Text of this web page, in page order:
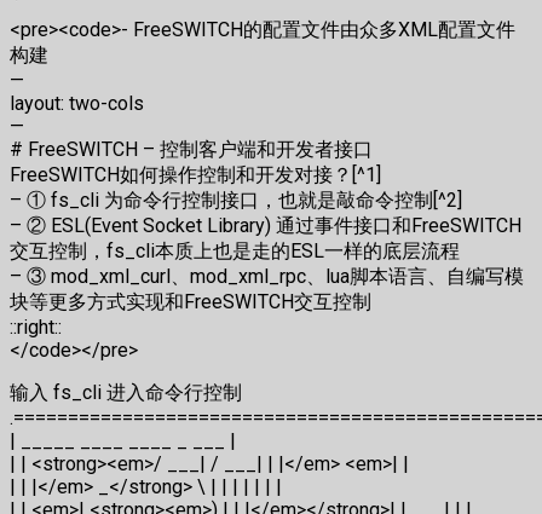
<pre><code>- FreeSWITCH的配置文件由众多XML配置文件
构建
—
layout: two-cols
—
# FreeSWITCH – 控制客户端和开发者接口
FreeSWITCH如何操作控制和开发对接？[^1]
– ① fs_cli 为命令行控制接口，也就是敲命令控制[^2]
– ② ESL(Event Socket Library) 通过事件接口和FreeSWITCH
交互控制，fs_cli本质上也是走的ESL一样的底层流程
– ③ mod_xml_curl、mod_xml_rpc、lua脚本语言、自编写模
块等更多方式实现和FreeSWITCH交互控制
::right::
</code></pre>
输入 fs_cli 进入命令行控制
| _____ ____ ____ _ ___ |
| | <strong><em>/ ___| / ___| | |</em> <em>| |
| | |</em> _</strong> \ | | | | | | |
| | <em>| <strong><em>) | | |</em></strong>| |___ | | |